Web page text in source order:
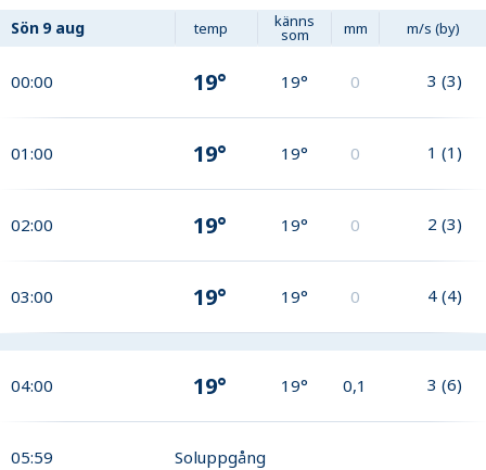
Sön 9 aug temp känns
som mm m/s (by)
00:00 19° 19° 0 3 (3)
01:00 19° 19° 0 1 (1)
02:00 19° 19° 0 2 (3)
03:00 19° 19° 0 4 (4)
04:00 19° 19° 0,1 3 (6)
05:59 Soluppgång